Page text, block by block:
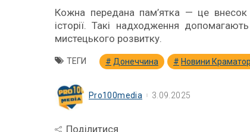
Кожна передана пам’ятка — це внесок
історії. Такі надходження
мистецького розвитку.
ТЕГИ Донеччина Новини
Pro100media 3.09.2025
Поділитися